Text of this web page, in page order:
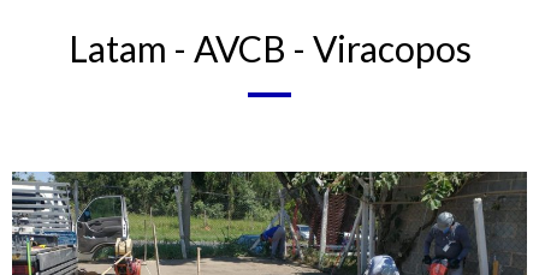
Latam - AVCB - Viracopos